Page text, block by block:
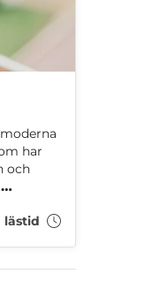
har
och
och
lästid